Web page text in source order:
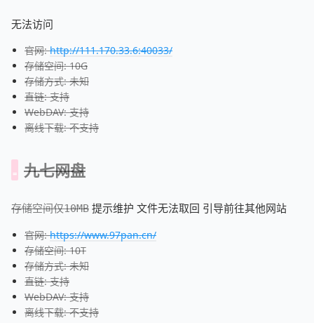
无法访问
官网:http://111.170.33.6:40033/
存储空间: 10G
存储方式: 未知
直链: 支持
WebDAV: 支持
离线下载: 不支持
九七网盘
存储空间仅10MB 提示维护 文件无法取回 引导前往其他网站
官网:https://www.97pan.cn/
存储空间: 10T
存储方式: 未知
直链: 支持
WebDAV: 支持
离线下载: 不支持